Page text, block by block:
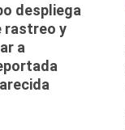
despliega
rastreo y
a